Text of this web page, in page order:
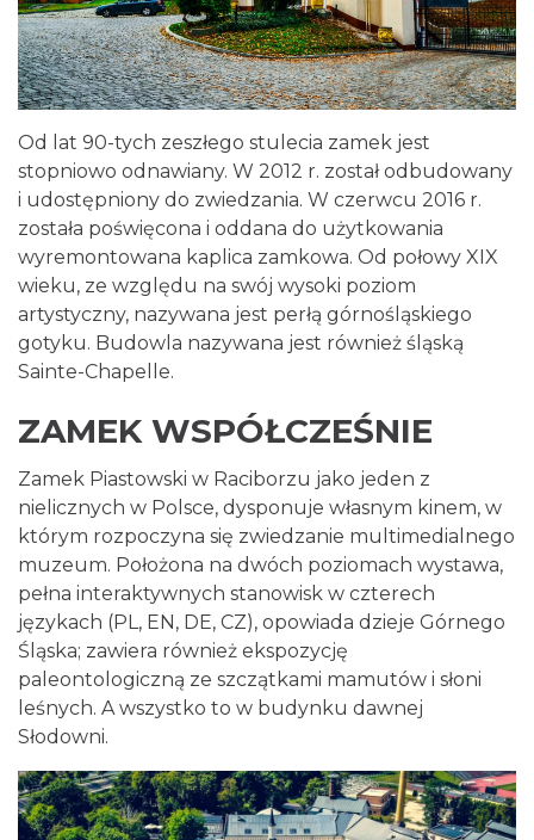
Od lat 90-tych zeszłego stulecia zamek jest
stopniowo odnawiany. W 2012 r. został odbudowany
i udostępniony do zwiedzania. W czerwcu 2016 r.
została poświęcona i oddana do użytkowania
wyremontowana kaplica zamkowa. Od połowy XIX
wieku, ze względu na swój wysoki poziom
artystyczny, nazywana jest perłą górnośląskiego
gotyku. Budowla nazywana jest również śląską
Sainte-Chapelle.
ZAMEK WSPÓŁCZEŚNIE
Zamek Piastowski w Raciborzu jako jeden z
nielicznych w Polsce, dysponuje własnym kinem, w
którym rozpoczyna się zwiedzanie multimedialnego
muzeum. Położona na dwóch poziomach wystawa,
pełna interaktywnych stanowisk w czterech
językach (PL, EN, DE, CZ), opowiada dzieje Górnego
Śląska; zawiera również ekspozycję
paleontologiczną ze szczątkami mamutów i słoni
leśnych. A wszystko to w budynku dawnej
Słodowni.